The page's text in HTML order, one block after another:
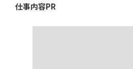
仕事内容PR